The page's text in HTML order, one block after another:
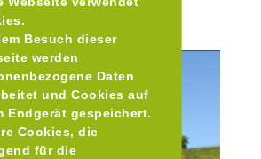
Besuch dieser
werden
Daten
und Cookies auf
Endgerät gespeichert.
Cookies, die
für die